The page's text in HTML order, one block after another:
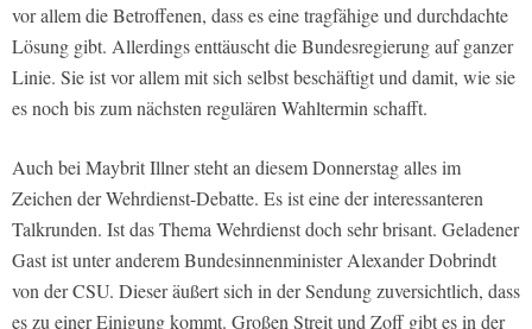
vor allem die Betroffenen, dass es eine tragfähige und durchdachte
Lösung gibt. Allerdings enttäuscht die Bundesregierung auf ganzer
Linie. Sie ist vor allem mit sich selbst beschäftigt und damit, wie sie
es noch bis zum nächsten regulären Wahltermin schafft.
Auch bei Maybrit Illner steht an diesem Donnerstag alles im
Zeichen der Wehrdienst-Debatte. Es ist eine der interessanteren
Talkrunden. Ist das Thema Wehrdienst doch sehr brisant. Geladener
Gast ist unter anderem Bundesinnenminister Alexander Dobrindt
von der CSU. Dieser äußert sich in der Sendung zuversichtlich, dass
es zu einer Einigung kommt. Großen Streit und Zoff gibt es in der